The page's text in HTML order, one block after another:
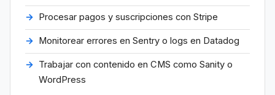
Procesar pagos y suscripciones con Stripe
Monitorear errores en Sentry o logs en Datadog
Trabajar con contenido en CMS como Sanity o
WordPress